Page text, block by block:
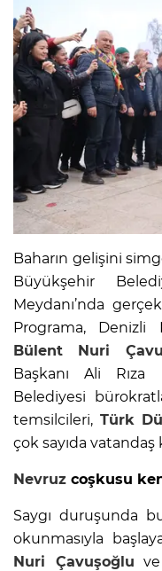
Baharın gelişini
Büyükşehir
Meydanı’nda
Programa, Denizli
Bülent Nuri
Başkanı Ali
Belediyesi
temsilcileri, Türk
çok sayıda vatandaş
Nevruz coşkusu
Saygı duruşunda
okunmasıyla
Nuri Çavuşoğlu